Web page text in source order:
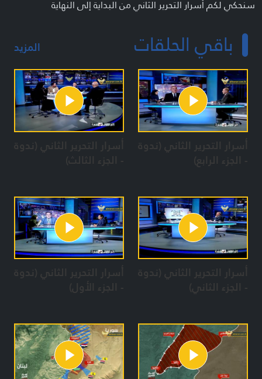
سنحكي لكم أسرار التحرير الثاني من البداية إلى النهاية
باقي الحلقات المزيد
أسرار التحرير الثاني (ندوة
- الجزء الرابع)
أسرار التحرير الثاني (ندوة
- الجزء الثالث)
أسرار التحرير الثاني (ندوة
- الجزء الثاني)
أسرار التحرير الثاني (ندوة
- الجزء الأول)